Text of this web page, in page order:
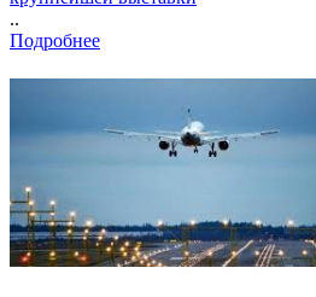
..
Подробнее